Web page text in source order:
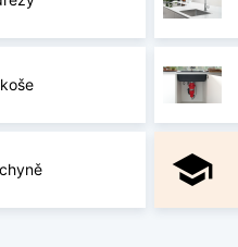
school